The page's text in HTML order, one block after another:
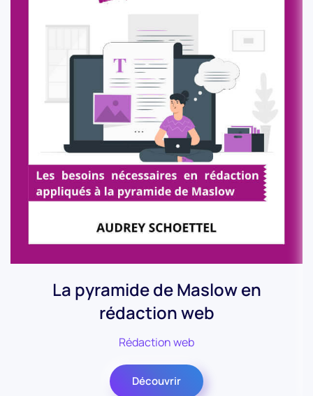
La pyramide de Maslow en
rédaction web
Rédaction web
Découvrir